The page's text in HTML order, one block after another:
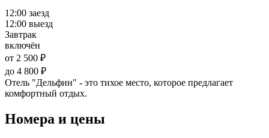
12:00 заезд
12:00 выезд
Завтрак
включён
от 2 500 ₽
до 4 800 ₽
Отель "Дельфин" - это тихое место, которое предлагает
комфортный отдых.
Номера и цены